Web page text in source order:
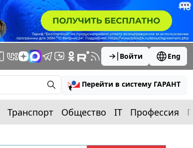
Войти Eng
Перейти в систему ГАРАНТ
Транспорт Общество IT Профессия